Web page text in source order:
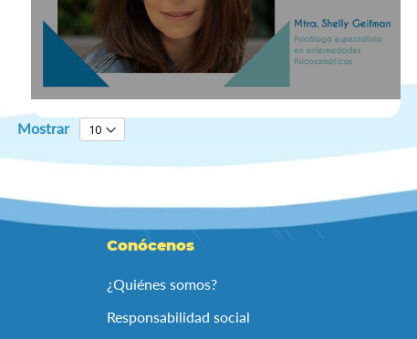
Mostrar
Conócenos
¿Quiénes somos?
Responsabilidad social